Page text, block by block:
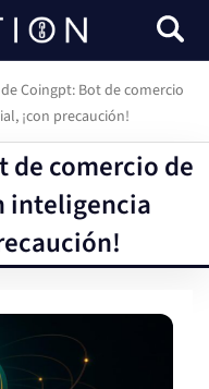
de Coingpt: Bot de comercio
¡con precaución!
de comercio de
inteligencia